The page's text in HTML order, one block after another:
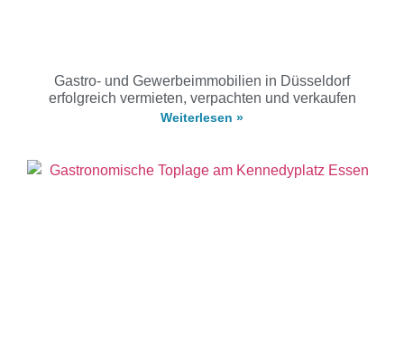
Gastro- und Gewerbeimmobilien in Düsseldorf
erfolgreich vermieten, verpachten und verkaufen
Weiterlesen »